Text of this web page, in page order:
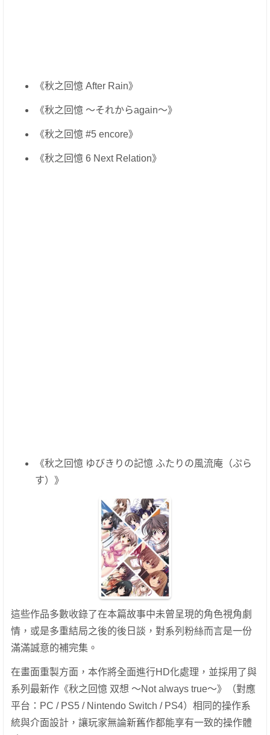
《秋之回憶 After Rain》
《秋之回憶 ～それからagain～》
《秋之回憶 #5 encore》
《秋之回憶 6 Next Relation》
《秋之回憶 ゆびきりの記憶 ふたりの風流庵（ぷら
す）》
這些作品多數收錄了在本篇故事中未曾呈現的角色視角劇
情，或是多重結局之後的後日談，對系列粉絲而言是一份
滿滿誠意的補完集。
在畫面重製方面，本作將全面進行HD化處理，並採用了與
系列最新作《秋之回憶 双想 ～Not always true～》（對應
平台：PC / PS5 / Nintendo Switch / PS4）相同的操作系
統與介面設計，讓玩家無論新舊作都能享有一致的操作體